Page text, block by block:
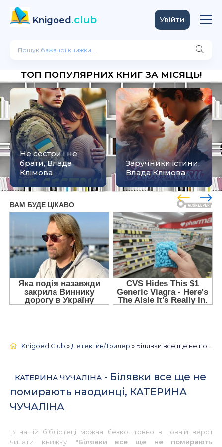
Knigoed .club Увійти
ТОП ПОПУЛЯРНИХ КНИГ ЗА МІСЯЦЬ!
Не сестри і не
брати, Влада
Клімова
Заручники істини,
Влада Клімова
Knigoed.Club » Детектив/Трилер » Білявки все ще не помирають наодинці, КАТЕРИНА ЧУЧАЛІНА 📚 - Українською
КАТЕРИНА ЧУЧАЛІНА - Білявки все ще не
помирають наодинці, КАТЕРИНА
ЧУЧАЛІНА
В нашій бібліотеці можна безкоштовно в повній версії
читати книжку "Білявки все ще не помирають